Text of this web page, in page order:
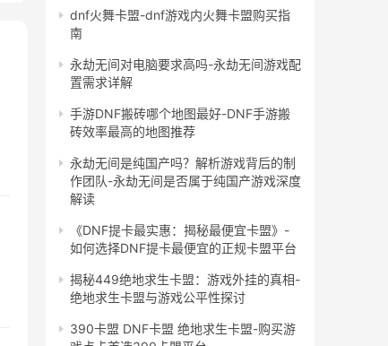
dnf火舞卡盟-dnf游戏内火舞卡盟购买指
南
永劫无间对电脑要求高吗-永劫无间游戏配
置需求详解
手游DNF搬砖哪个地图最好-DNF手游搬
砖效率最高的地图推荐
永劫无间是纯国产吗？解析游戏背后的制
作团队-永劫无间是否属于纯国产游戏深度
解读
《DNF提卡最实惠：揭秘最便宜卡盟》-
如何选择DNF提卡最便宜的正规卡盟平台
揭秘449绝地求生卡盟：游戏外挂的真相-
绝地求生卡盟与游戏公平性探讨
390卡盟 DNF卡盟 绝地求生卡盟-购买游